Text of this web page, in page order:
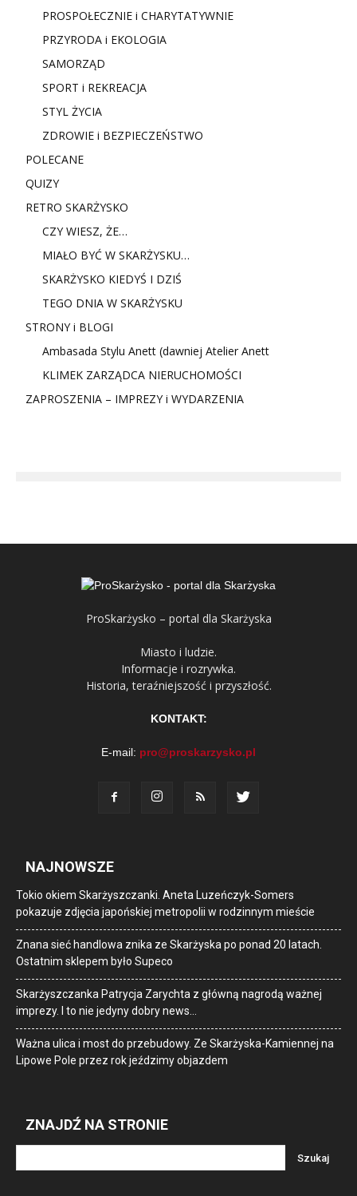
PROSPOŁECZNIE i CHARYTATYWNIE
PRZYRODA i EKOLOGIA
SAMORZĄD
SPORT i REKREACJA
STYL ŻYCIA
ZDROWIE i BEZPIECZEŃSTWO
POLECANE
QUIZY
RETRO SKARŻYSKO
CZY WIESZ, ŻE…
MIAŁO BYĆ W SKARŻYSKU…
SKARŻYSKO KIEDYŚ I DZIŚ
TEGO DNIA W SKARŻYSKU
STRONY i BLOGI
Ambasada Stylu Anett (dawniej Atelier Anett
KLIMEK ZARZĄDCA NIERUCHOMOŚCI
ZAPROSZENIA – IMPREZY i WYDARZENIA
ProSkarżysko – portal dla Skarżyska
Miasto i ludzie.
Informacje i rozrywka.
Historia, teraźniejszość i przyszłość.
KONTAKT:
E-mail: pro@proskarzysko.pl
NAJNOWSZE
Tokio okiem Skarżyszczanki. Aneta Luzeńczyk-Somers
pokazuje zdjęcia japońskiej metropolii w rodzinnym mieście
Znana sieć handlowa znika ze Skarżyska po ponad 20 latach.
Ostatnim sklepem było Supeco
Skarżyszczanka Patrycja Zarychta z główną nagrodą ważnej
imprezy. I to nie jedyny dobry news…
Ważna ulica i most do przebudowy. Ze Skarżyska-Kamiennej na
Lipowe Pole przez rok jeździmy objazdem
ZNAJDŹ NA STRONIE